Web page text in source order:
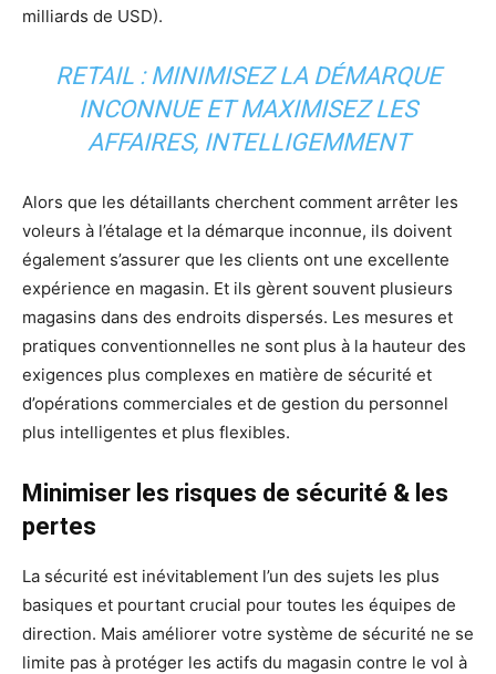
milliards de USD).
RETAIL : MINIMISEZ LA DÉMARQUE
INCONNUE ET MAXIMISEZ LES
AFFAIRES, INTELLIGEMMENT
Alors que les détaillants cherchent comment arrêter les
voleurs à l’étalage et la démarque inconnue, ils doivent
également s’assurer que les clients ont une excellente
expérience en magasin. Et ils gèrent souvent plusieurs
magasins dans des endroits dispersés. Les mesures et
pratiques conventionnelles ne sont plus à la hauteur des
exigences plus complexes en matière de sécurité et
d’opérations commerciales et de gestion du personnel
plus intelligentes et plus flexibles.
Minimiser les risques de sécurité & les
pertes
La sécurité est inévitablement l’un des sujets les plus
basiques et pourtant crucial pour toutes les équipes de
direction. Mais améliorer votre système de sécurité ne se
limite pas à protéger les actifs du magasin contre le vol à